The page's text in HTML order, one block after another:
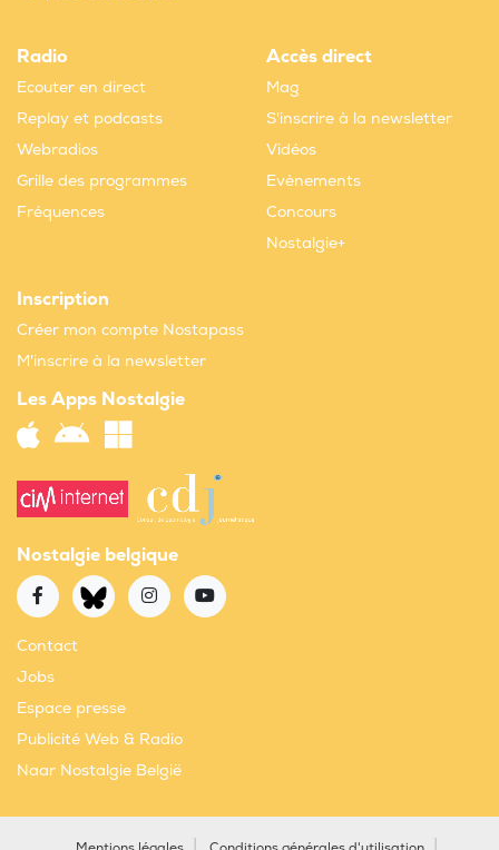
Radio
Ecouter en direct
Replay et podcasts
Webradios
Grille des programmes
Fréquences
Accès direct
Mag
S'inscrire à la newsletter
Vidéos
Evènements
Concours
Nostalgie+
Inscription
Créer mon compte Nostapass
M'inscrire à la newsletter
Les Apps Nostalgie
Nostalgie belgique
Contact
Jobs
Espace presse
Publicité Web & Radio
Naar Nostalgie België